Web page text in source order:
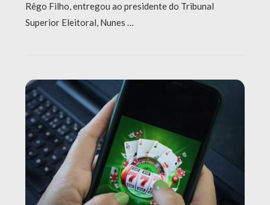
Rêgo Filho, entregou ao presidente do Tribunal
Superior Eleitoral, Nunes …